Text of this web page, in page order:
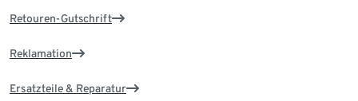
Retouren-Gutschrift
Reklamation
Ersatzteile & Reparatur